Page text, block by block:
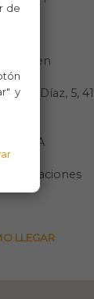
Sala Even
José Díaz, 5,
SEVILLA
Observaciones
LLEGAR
de
y